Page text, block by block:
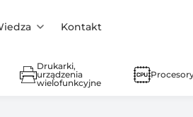
Kontakt
Drukarki,
urządzenia
wielofunkcyjne